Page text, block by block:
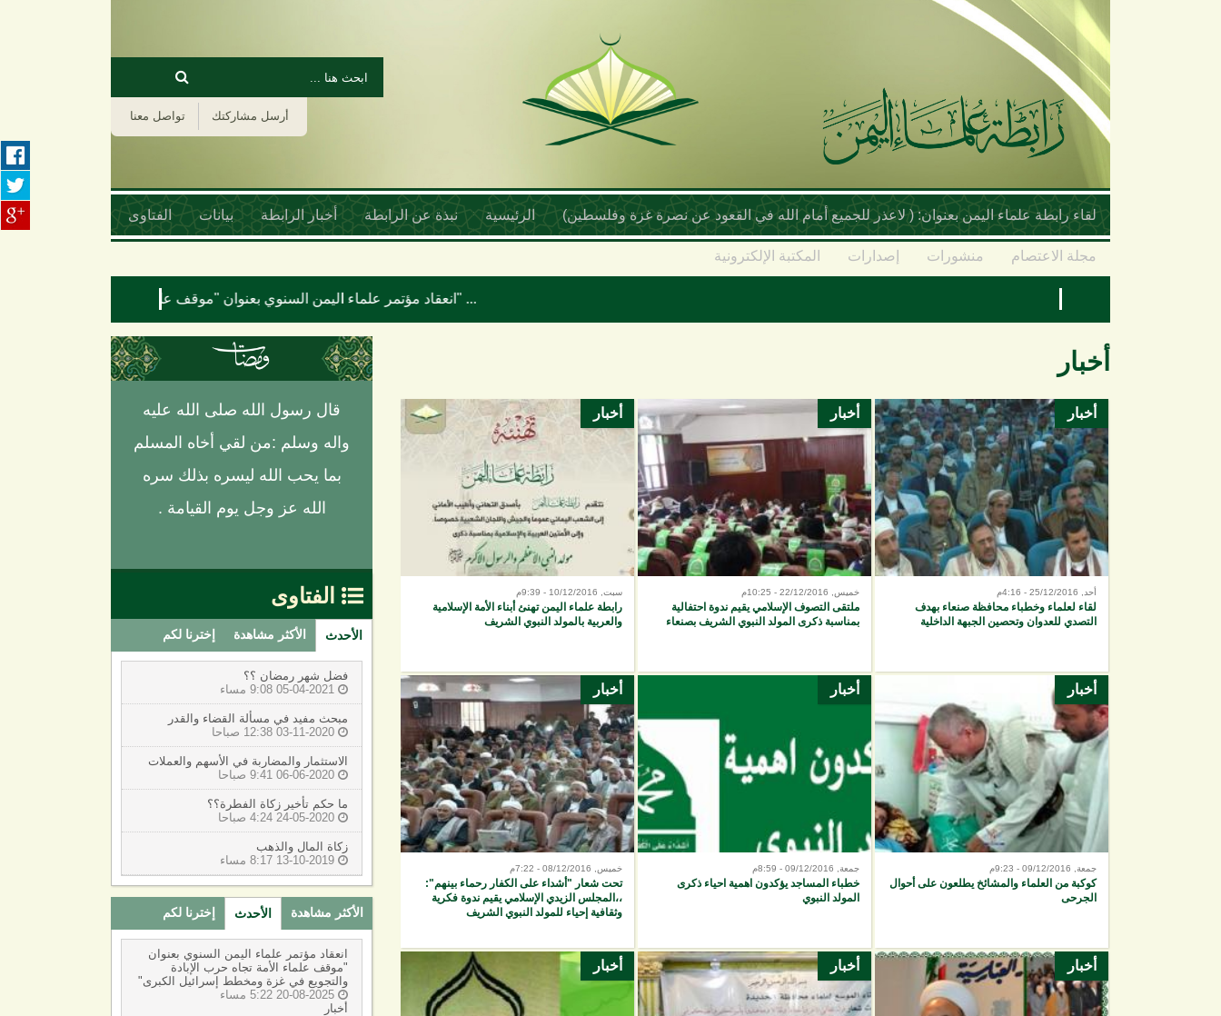
تجاوز إلى المحتوى الرئيسي
استمارة البحث
‏بحث ‏
تواصل معنا أرسل مشاركتك
لقاء رابطة علماء اليمن بعنوان: ( لاعذر للجميع أمام الله في القعود عن نصرة غزة وفلسطين) الرئيسية نبذة عن الرابطة أخبار الرابطة بيانات الفتاوى
مجلة الاعتصام منشورات إصدارات المكتبة الإلكترونية
قال رسول الله صلى الله عليه
واله وسلم :من لقي أخاه المسلم
بما يحب الله ليسره بذلك سره
الله عز وجل يوم القيامة .
 الفتاوى
الأحدث الأكثر مشاهدة إخترنا لكم
فضل شهر رمضان ؟؟

مبحث مفيد في مسألة القضاء والقدر

الاستثمار والمضاربة في الأسهم والعملات

ما حكم تأخير زكاة الفطرة؟؟

زكاة المال والذهب

الأكثر مشاهدة الأحدث إخترنا لكم
انعقاد مؤتمر علماء اليمن السنوي بعنوان
"موقف علماء الأمة تجاه حرب الإبادة
والتجويع في غزة ومخطط إسرائيل الكبرى"

أخبار
أخبار
أخبار
أحد, 25/12/2016 - 4:16م
لقاء لعلماء وخطباء محافظة صنعاء بهدف
التصدي للعدوان وتحصين الجبهة الداخلية
أخبار
خميس, 22/12/2016 - 10:25م
ملتقى التصوف الإسلامي يقيم ندوة احتفالية
بمناسبة ذكرى المولد النبوي الشريف بصنعاء
أخبار
سبت, 10/12/2016 - 9:39م
رابطة علماء اليمن تهنئ أبناء الأمة الإسلامية
والعربية بالمولد النبوي الشريف
أخبار
جمعة, 09/12/2016 - 9:23م
كوكبة من العلماء والمشائخ يطلعون على أحوال
الجرحى
أخبار
جمعة, 09/12/2016 - 8:59م
خطباء المساجد يؤكدون اهمية احياء ذكرى
المولد النبوي
أخبار
خميس, 08/12/2016 - 7:22م
تحت شعار "أشداء على الكفار رحماء بينهم":
،،المجلس الزيدي الإسلامي يقيم ندوة فكرية
وثقافية إحياء للمولد النبوي الشريف
أخبار أخبار أخبار
الصفحات